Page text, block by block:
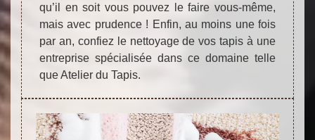
qu’il en soit vous pouvez le faire vous-même,
mais avec prudence ! Enfin, au moins une fois
par an, confiez le nettoyage de vos tapis à une
entreprise spécialisée dans ce domaine telle
que Atelier du Tapis.